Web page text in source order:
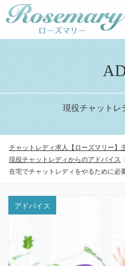
現役チャットレ
チャットレディ求人【ローズマリー】
現役チャットレディからのアドバイス
在宅でチャットレディをやるために必
アドバイス